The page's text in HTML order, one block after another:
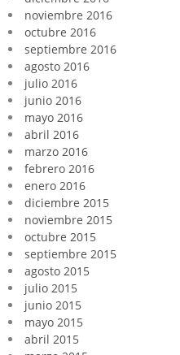
noviembre 2016
octubre 2016
septiembre 2016
agosto 2016
julio 2016
junio 2016
mayo 2016
abril 2016
marzo 2016
febrero 2016
enero 2016
diciembre 2015
noviembre 2015
octubre 2015
septiembre 2015
agosto 2015
julio 2015
junio 2015
mayo 2015
abril 2015